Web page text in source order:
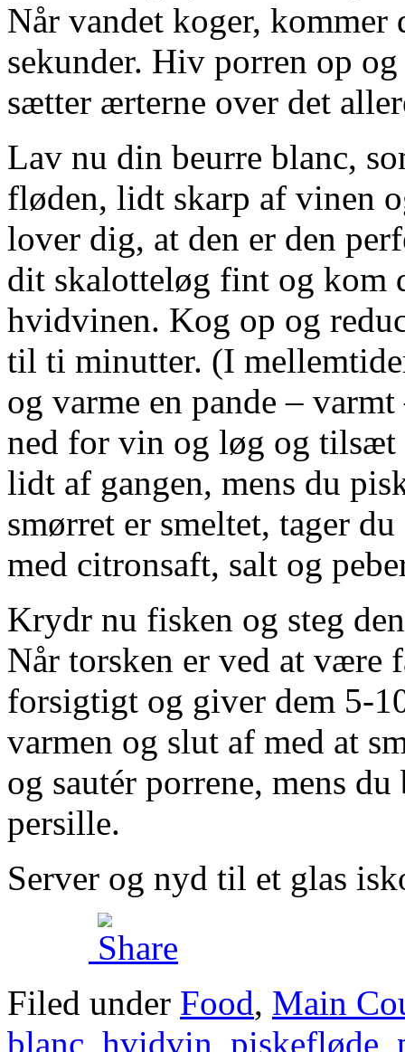
Når vandet koger,
sekunder. Hiv porren op
sætter ærterne over det
Lav nu din beurre blanc,
fløden, lidt skarp af vinen
lover dig, at den er den
dit skalotteløg fint og kom
hvidvinen. Kog op og
til ti minutter. (I
og varme en pande –
ned for vin og løg og
lidt af gangen, mens du
smørret er smeltet, tager
med citronsaft, salt og
Krydr nu fisken og steg
Når torsken er ved at
forsigtigt og giver dem 5-
varmen og slut af med at
og sautér porrene, mens
persille.
Server og nyd til et glas
Filed under Food, Main
blanc hvidvin piskefløde